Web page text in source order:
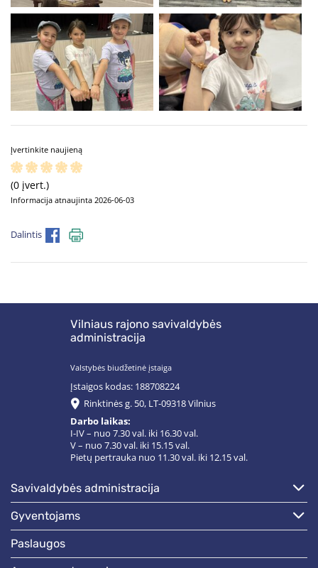
Įvertinkite naujieną
(0 įvert.)
Informacija atnaujinta 2026-06-03
Dalintis
Vilniaus rajono savivaldybės
administracija
Valstybės biudžetinė įstaiga
Įstaigos kodas: 188708224
Rinktinės g. 50, LT-09318 Vilnius
Darbo laikas:
I-IV – nuo 7.30 val. iki 16.30 val.
V – nuo 7.30 val. iki 15.15 val.
Pietų pertrauka nuo 11.30 val. iki 12.15 val.
savivaldybės administracija
gyventojams
paslaugos